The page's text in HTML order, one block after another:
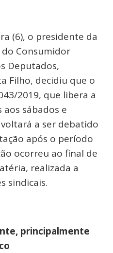
(6), o presidente da
do Consumidor
Deputados,
Filho, decidiu que o
2019, que libera a
sábados e
a ser debatido
após o período
ocorreu ao final de
realizada a
sindicais.
principalmente